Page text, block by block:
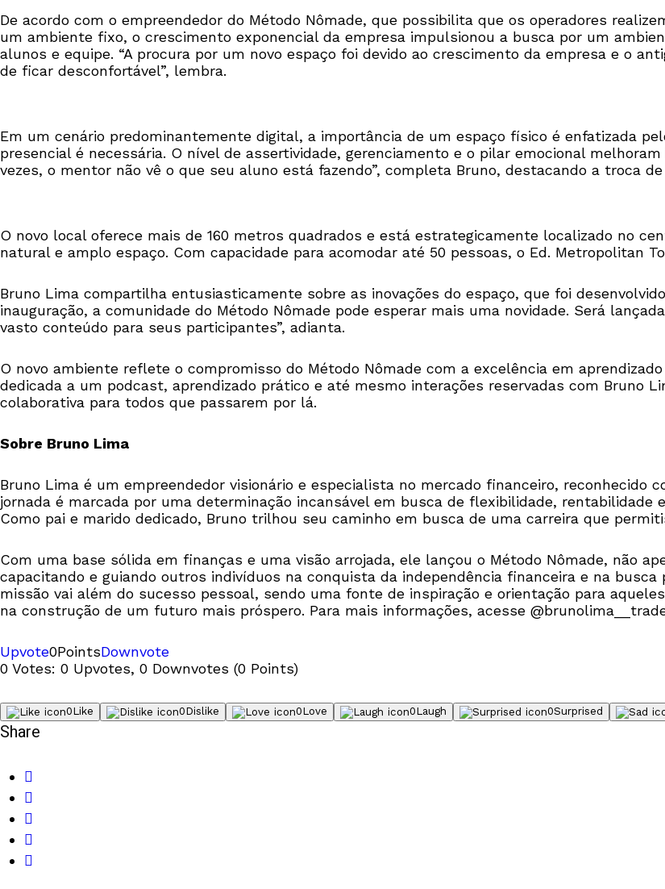
De acordo com o empreendedor do Método Nômade, que possibilita que os operadores
um ambiente fixo, o crescimento exponencial da empresa impulsionou a busca por um
alunos e equipe. “A procura por um novo espaço foi devido ao crescimento da empresa e o
de ficar desconfortável”, lembra.
Em um cenário predominantemente digital, a importância de um espaço físico é enfatizada
presencial é necessária. O nível de assertividade, gerenciamento e o pilar emocional
vezes, o mentor não vê o que seu aluno está fazendo”, completa Bruno, destacando a troca
O novo local oferece mais de 160 metros quadrados e está estrategicamente localizado no
natural e amplo espaço. Com capacidade para acomodar até 50 pessoas, o Ed. Metropolitan
Bruno Lima compartilha entusiasticamente sobre as inovações do espaço, que foi
inauguração, a comunidade do Método Nômade pode esperar mais uma novidade. Será
vasto conteúdo para seus participantes”, adianta.
O novo ambiente reflete o compromisso do Método Nômade com a excelência em
dedicada a um podcast, aprendizado prático e até mesmo interações reservadas com Bruno
colaborativa para todos que passarem por lá.
Sobre Bruno Lima
Bruno Lima é um empreendedor visionário e especialista no mercado financeiro, reconhecido
jornada é marcada por uma determinação incansável em busca de flexibilidade,
Como pai e marido dedicado, Bruno trilhou seu caminho em busca de uma carreira que
Com uma base sólida em finanças e uma visão arrojada, ele lançou o Método Nômade, não
capacitando e guiando outros indivíduos na conquista da independência financeira e na
missão vai além do sucesso pessoal, sendo uma fonte de inspiração e orientação para
na construção de um futuro mais próspero. Para mais informações, acesse
Upvote0PointsDownvote
0 Votes: 0 Upvotes, 0 Downvotes (0 Points)
0Like 0Dislike 0Love 0Laugh 0Surprised
Share